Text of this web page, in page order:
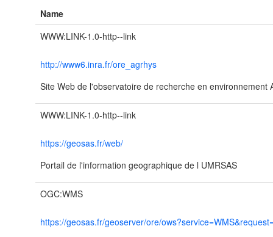
Name
WWW:LINK-1.0-http--link
http://www6.inra.fr/ore_agrhys
Site Web de l'observatoire de recherche en environnement
WWW:LINK-1.0-http--link
https://geosas.fr/web/
Portail de l'information geographique de l UMRSAS
OGC:WMS
https://geosas.fr/geoserver/ore/